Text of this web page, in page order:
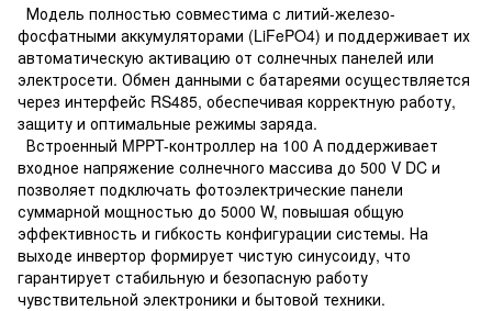
Модель полностью совместима с литий-железо-
фосфатными аккумуляторами (LiFePO4) и поддерживает их
автоматическую активацию от солнечных панелей или
электросети. Обмен данными с батареями осуществляется
через интерфейс RS485, обеспечивая корректную работу,
защиту и оптимальные режимы заряда.
Встроенный MPPT-контроллер на 100 А поддерживает
входное напряжение солнечного массива до 500 V DC и
позволяет подключать фотоэлектрические панели
суммарной мощностью до 5000 W, повышая общую
эффективность и гибкость конфигурации системы. На
выходе инвертор формирует чистую синусоиду, что
гарантирует стабильную и безопасную работу
чувствительной электроники и бытовой техники.